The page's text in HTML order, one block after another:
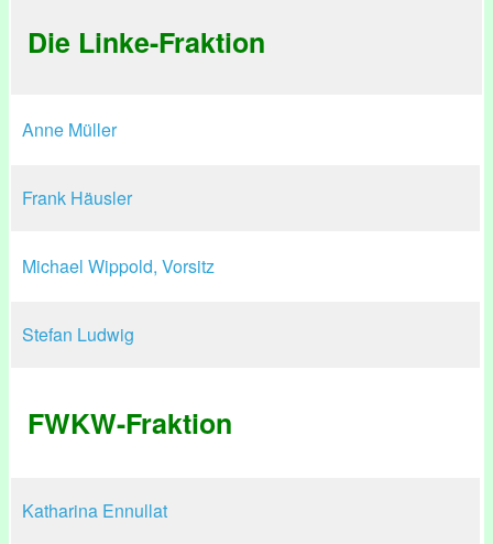
Die Linke-Fraktion
Anne Müller
Frank Häusler
Michael Wippold, Vorsitz
Stefan Ludwig
FWKW-Fraktion
Katharina Ennullat